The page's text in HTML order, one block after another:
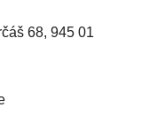
68, 945 01